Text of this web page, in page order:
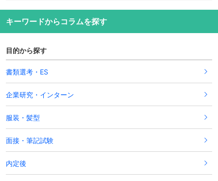
キーワードからコラムを探す
目的から探す
書類選考・ES
企業研究・インターン
服装・髪型
面接・筆記試験
内定後